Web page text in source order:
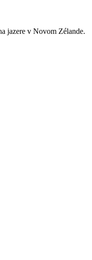
jazere v Novom Zélande.